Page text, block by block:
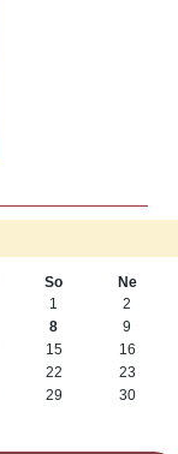
So
Ne
1
2
8
9
15
16
22
23
29
30